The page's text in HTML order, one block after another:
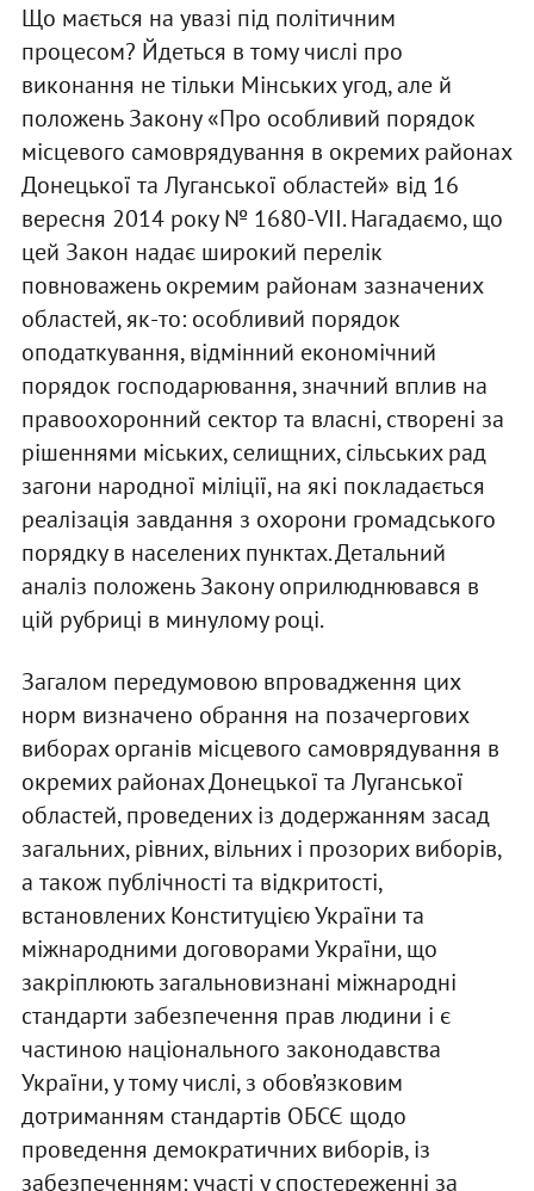
Що мається на увазі під політичним
процесом? Йдеться в тому числі про
виконання не тільки Мінських угод, але й
положень Закону «Про особливий порядок
місцевого самоврядування в окремих районах
Донецької та Луганської областей» від 16
вересня 2014 року № 1680-VII. Нагадаємо, що
цей Закон надає широкий перелік
повноважень окремим районам зазначених
областей, як-то: особливий порядок
оподаткування, відмінний економічний
порядок господарювання, значний вплив на
правоохоронний сектор та власні, створені за
рішеннями міських, селищних, сільських рад
загони народної міліції, на які покладається
реалізація завдання з охорони громадського
порядку в населених пунктах. Детальний
аналіз положень Закону оприлюднювався в
цій рубриці в минулому році.
Загалом передумовою впровадження цих
норм визначено обрання на позачергових
виборах органів місцевого самоврядування в
окремих районах Донецької та Луганської
областей, проведених із додержанням засад
загальних, рівних, вільних і прозорих виборів,
а також публічності та відкритості,
встановлених Конституцією України та
міжнародними договорами України, що
закріплюють загальновизнані міжнародні
стандарти забезпечення прав людини і є
частиною національного законодавства
України, у тому числі, з обов’язковим
дотриманням стандартів ОБСЄ щодо
проведення демократичних виборів, із
забезпеченням: участі у спостереженні за